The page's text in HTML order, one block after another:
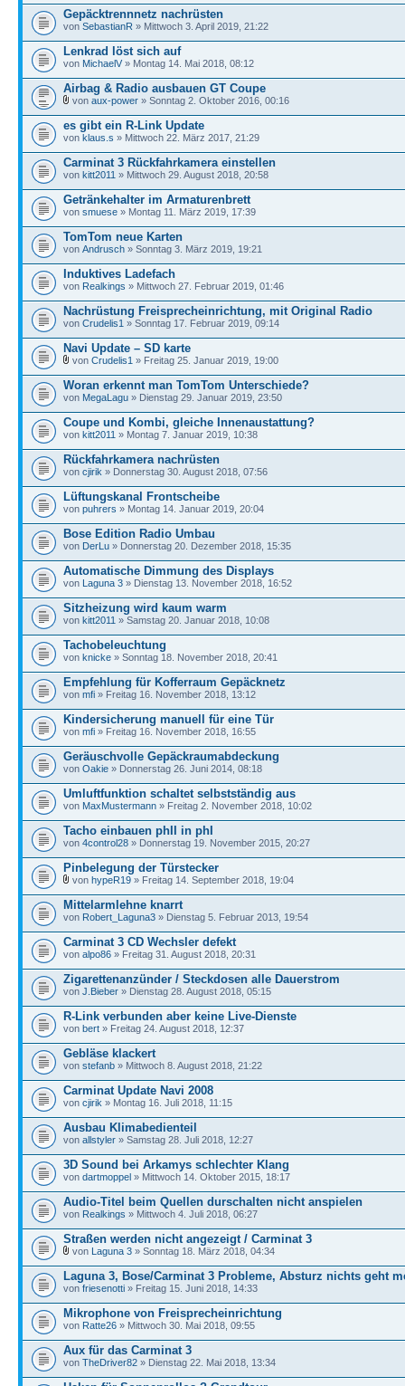
Gepäcktrennnetz nachrüsten
von SebastianR » Mittwoch 3. April 2019, 21:22
Lenkrad löst sich auf
von MichaelV » Montag 14. Mai 2018, 08:12
Airbag & Radio ausbauen GT Coupe
von aux-power » Sonntag 2. Oktober 2016, 00:16
es gibt ein R-Link Update
von klaus.s » Mittwoch 22. März 2017, 21:29
Carminat 3 Rückfahrkamera einstellen
von kitt2011 » Mittwoch 29. August 2018, 20:58
Getränkehalter im Armaturenbrett
von smuese » Montag 11. März 2019, 17:39
TomTom neue Karten
von Andrusch » Sonntag 3. März 2019, 19:21
Induktives Ladefach
von Realkings » Mittwoch 27. Februar 2019, 01:46
Nachrüstung Freisprecheinrichtung, mit Original Radio
von Crudelis1 » Sonntag 17. Februar 2019, 09:14
Navi Update – SD karte
von Crudelis1 » Freitag 25. Januar 2019, 19:00
Woran erkennt man TomTom Unterschiede?
von MegaLagu » Dienstag 29. Januar 2019, 23:50
Coupe und Kombi, gleiche Innenaustattung?
von kitt2011 » Montag 7. Januar 2019, 10:38
Rückfahrkamera nachrüsten
von cjirik » Donnerstag 30. August 2018, 07:56
Lüftungskanal Frontscheibe
von puhrers » Montag 14. Januar 2019, 20:04
Bose Edition Radio Umbau
von DerLu » Donnerstag 20. Dezember 2018, 15:35
Automatische Dimmung des Displays
von Laguna 3 » Dienstag 13. November 2018, 16:52
Sitzheizung wird kaum warm
von kitt2011 » Samstag 20. Januar 2018, 10:08
Tachobeleuchtung
von knicke » Sonntag 18. November 2018, 20:41
Empfehlung für Kofferraum Gepäcknetz
von mfi » Freitag 16. November 2018, 13:12
Kindersicherung manuell für eine Tür
von mfi » Freitag 16. November 2018, 16:55
Geräuschvolle Gepäckraumabdeckung
von Oakie » Donnerstag 26. Juni 2014, 08:18
Umluftfunktion schaltet selbstständig aus
von MaxMustermann » Freitag 2. November 2018, 10:02
Tacho einbauen phII in phI
von 4control28 » Donnerstag 19. November 2015, 20:27
Pinbelegung der Türstecker
von hypeR19 » Freitag 14. September 2018, 19:04
Mittelarmlehne knarrt
von Robert_Laguna3 » Dienstag 5. Februar 2013, 19:54
Carminat 3 CD Wechsler defekt
von alpo86 » Freitag 31. August 2018, 20:31
Zigarettenanzünder / Steckdosen alle Dauerstrom
von J.Bieber » Dienstag 28. August 2018, 05:15
R-Link verbunden aber keine Live-Dienste
von bert » Freitag 24. August 2018, 12:37
Gebläse klackert
von stefanb » Mittwoch 8. August 2018, 21:22
Carminat Update Navi 2008
von cjirik » Montag 16. Juli 2018, 11:15
Ausbau Klimabedienteil
von allstyler » Samstag 28. Juli 2018, 12:27
3D Sound bei Arkamys schlechter Klang
von dartmoppel » Mittwoch 14. Oktober 2015, 18:17
Audio-Titel beim Quellen durschalten nicht anspielen
von Realkings » Mittwoch 4. Juli 2018, 06:27
Straßen werden nicht angezeigt / Carminat 3
von Laguna 3 » Sonntag 18. März 2018, 04:34
Laguna 3, Bose/Carminat 3 Probleme, Absturz nichts geht
von friesenotti » Freitag 15. Juni 2018, 14:33
Mikrophone von Freisprecheinrichtung
von Ratte26 » Mittwoch 30. Mai 2018, 09:55
Aux für das Carminat 3
von TheDriver82 » Dienstag 22. Mai 2018, 13:34